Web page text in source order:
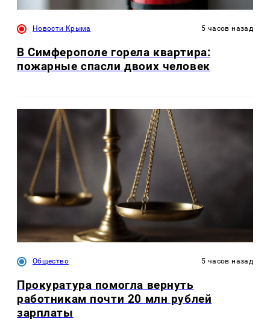
Новости Крыма 5 часов назад
В Симферополе горела квартира:
пожарные спасли двоих человек
Общество 5 часов назад
Прокуратура помогла вернуть
работникам почти 20 млн рублей
зарплаты